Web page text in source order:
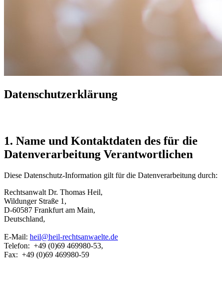
Datenschutzerklärung
1. Name und Kontaktdaten des für die
Datenverarbeitung Verantwortlichen
Diese Datenschutz-Information gilt für die Datenverarbeitung durch:
Rechtsanwalt Dr. Thomas Heil,
Wildunger Straße 1,
D-60587 Frankfurt am Main,
Deutschland,
E-Mail: heil@heil-rechtsanwaelte.de
Telefon: +49 (0)69 469980-53,
Fax: +49 (0)69 469980-59